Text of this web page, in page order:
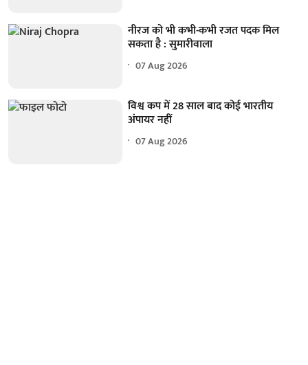
नीरज को भी कभी-कभी रजत पदक मिल
सकता है : सुमारीवाला
07 Aug 2026
विश्व कप में 28 साल बाद कोई भारतीय
अंपायर नहीं
07 Aug 2026